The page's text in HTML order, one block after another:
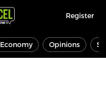
Register
Economy Opinions